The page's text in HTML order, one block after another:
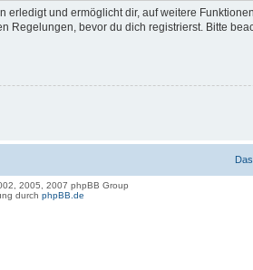
und ermöglicht dir, auf weitere
bevor du dich registrierst. Bitte
2005, 2007 phpBB Group
durch phpBB.de